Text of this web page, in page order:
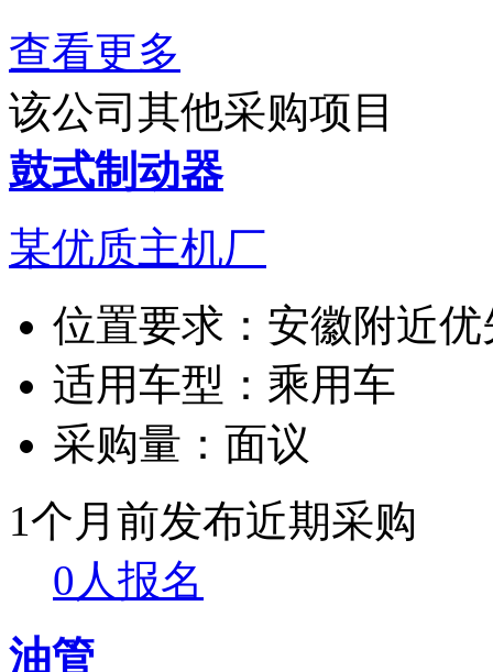
查看更多
该公司其他采购项目
鼓式制动器
某优质主机厂
位置要求： 安徽附近优
适用车型： 乘用车
采购量： 面议
1个月前发布近期采购
0人报名
油管